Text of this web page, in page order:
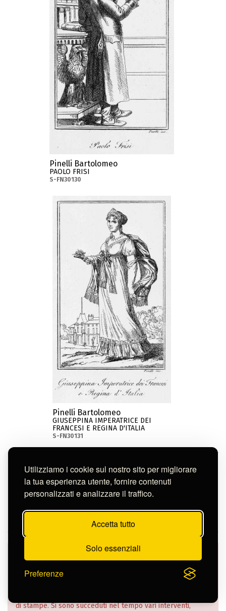
Utilizziamo i cookie sul nostro sito per migliorare
la tua esperienza utente, fornire contenuti
personalizzati e analizzare il traffico.
Accetta tutto
Solo essenziali
Preferenze
Pinelli Bartolomeo
PAOLO FRISI
S-FN30130
Pinelli Bartolomeo
GIUSEPPINA IMPERATRICE DEI
FRANCESI E REGINA D'ITALIA
S-FN30131
Continua nella pagina
informazioni della catalogazione informatizzata effettuata
su tutto il patrimonio, a partire da una massiva schedatura
di stampe. Si sono succeduti nel tempo vari interventi,